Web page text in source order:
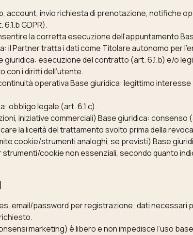
account, invio richiesta di prenotazione, notifiche
GDPR).
la corretta esecuzione dell’appuntamento
il Partner tratta i dati come Titolare autonomo per
esecuzione del contratto (art. 6.1.b) e/o
con i diritti dell’utente.
operativa Base giuridica: legittimo interesse
obbligo legale (art. 6.1.c).
iniziative commerciali) Base giuridica: consenso
la liceità del trattamento svolto prima della
cookie/strumenti analoghi, se previsti) Base
cookie non essenziali, secondo quanto
email/password per registrazione; dati necessari
marketing) è libero e non impedisce l’uso